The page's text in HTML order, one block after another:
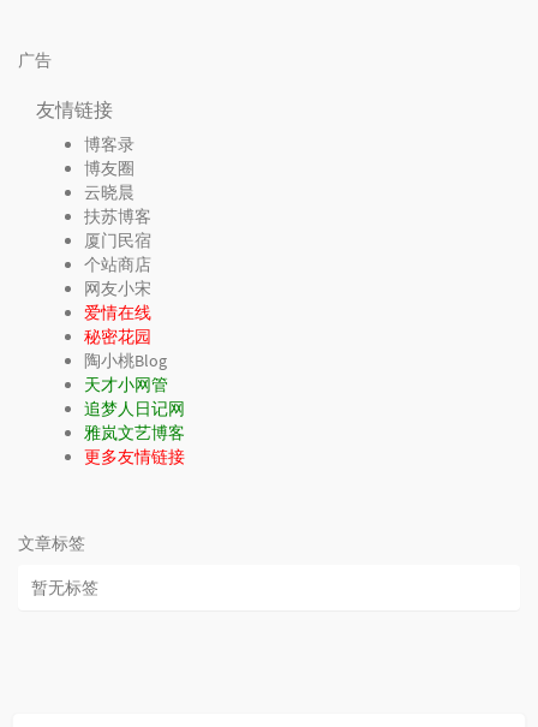
广告
友情链接
博客录
博友圈
云晓晨
扶苏博客
厦门民宿
个站商店
网友小宋
爱情在线
秘密花园
陶小桃Blog
天才小网管
追梦人日记网
雅岚文艺博客
更多友情链接
文章标签
暂无标签